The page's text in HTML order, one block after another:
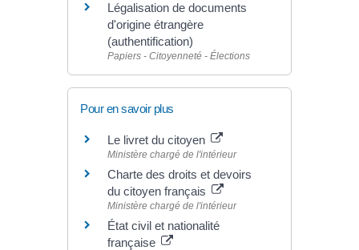
Légalisation de documents
d'origine étrangère
(authentification)
Papiers - Citoyenneté - Élections
Pour en savoir plus
Le livret du citoyen
Ministère chargé de l'intérieur
Charte des droits et devoirs
du citoyen français
Ministère chargé de l'intérieur
État civil et nationalité
française